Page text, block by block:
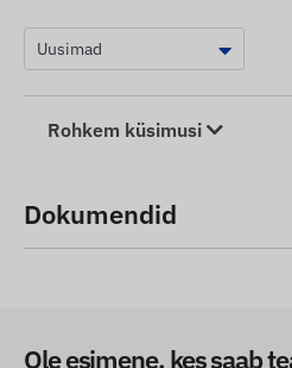
Rohkem küsimusi
Dokumendid
Ole esimene, kes saab